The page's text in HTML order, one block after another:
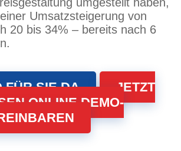
Umsatzsteigerung von
20 bis 34% – bereits nach 6
FÜR SIE DA
JETZT
ONLINE DEMO-